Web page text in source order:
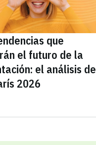
que
el futuro de la
el análisis de
2026